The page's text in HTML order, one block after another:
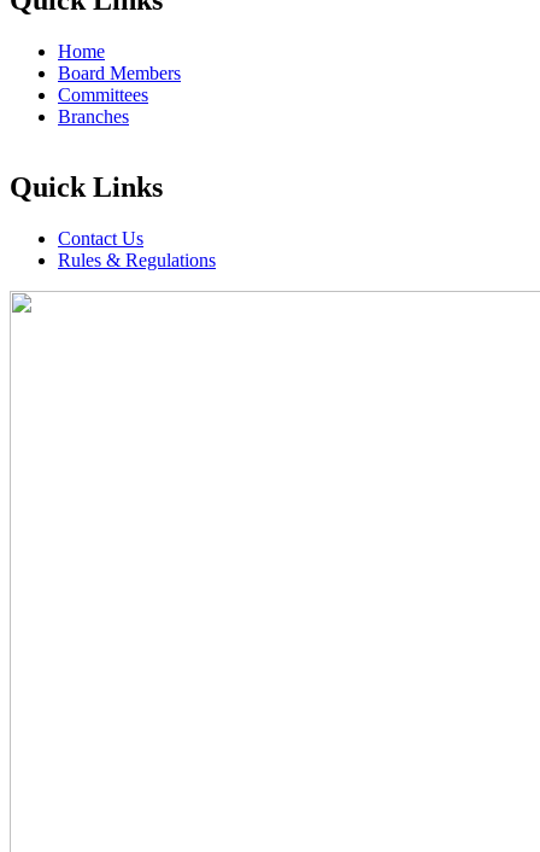
Home
Board Members
Committees
Branches
Quick Links
Contact Us
Rules & Regulations